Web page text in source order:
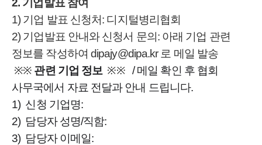
2. 기업발표 참여
1) 기업 발표 신청처: 디지털병리협회
2) 기업발표 안내와 신청서 문의: 아래 기업 관련
정보를 작성하여 dipajy@dipa.kr 로 메일 발송
※※ 관련 기업 정보 ※※ / 메일 확인 후 협회
사무국에서 자료 전달과 안내 드립니다.
1) 신청 기업명:
2) 담당자 성명/직함:
3) 담당자 이메일: